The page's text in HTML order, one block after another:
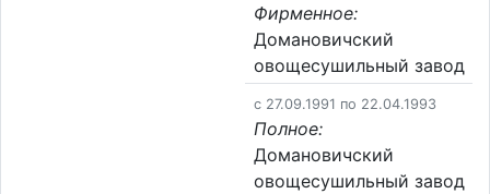
Фирменное:
Домановичский
овощесушильный завод
c 27.09.1991 по 22.04.1993
Полное:
Домановичский
овощесушильный завод